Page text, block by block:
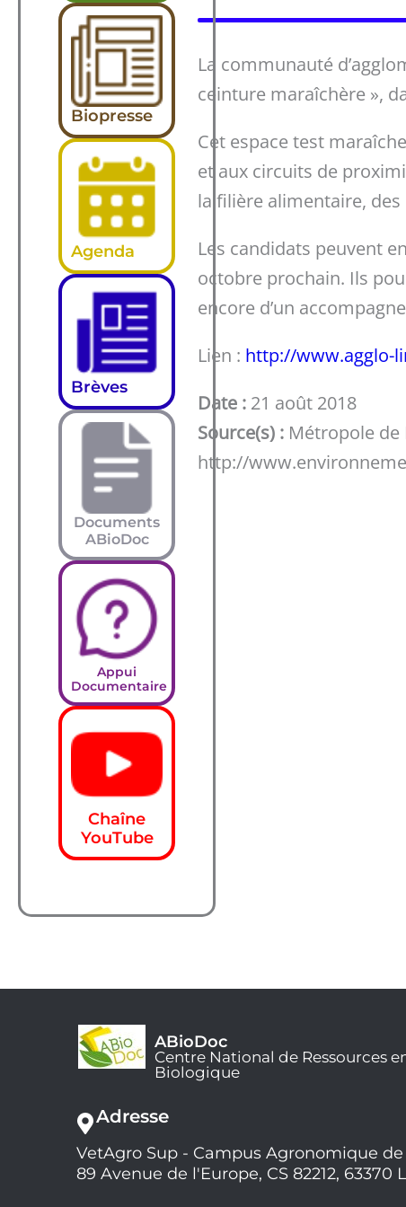
Biopresse
Agenda
Brèves
Documents
ABioDoc
Appui
Documentaire
Chaîne
YouTube
La communauté
ceinture maraîchère »,
Cet espace test
et aux circuits de
la filière alimentaire,
Les candidats peuvent
octobre prochain. Ils
encore d’un
Lien : http://www.agglo-
Date : 21 août 2018
Source(s) : Métropole de
http://
ABioDoc
Centre National de Ressources
Biologique
Adresse
VetAgro Sup - Campus Agronomique
89 Avenue de l'Europe, CS 82212, 63370